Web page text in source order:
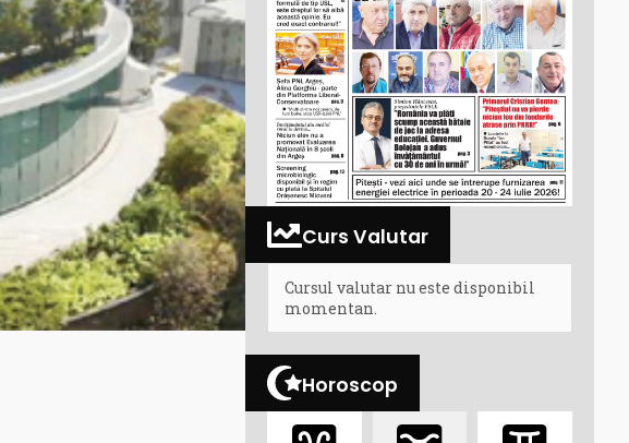
Curs Valutar
Cursul valutar nu este disponibil
momentan.
Horoscop